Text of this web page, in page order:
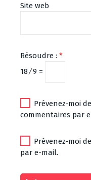
Site web
Résoudre : *
18 ⁄ 9 =
Prévenez-moi
commentaires par
Prévenez-moi
par e-mail.